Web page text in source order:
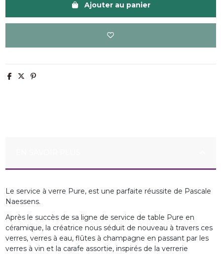
Ajouter au panier
Le service à verre Pure, est une parfaite réussite de Pascale
Naessens.
Après le succès de sa ligne de service de table Pure en
céramique, la créatrice nous séduit de nouveau à travers ces
verres, verres à eau, flûtes à champagne en passant par les
verres à vin et la carafe assortie, inspirés de la verrerie